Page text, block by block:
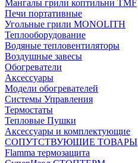
Мангалы грили коптильни TMF
Печи портативные
Угольные грили MONOLITH
Теплооборудование
Водяные тепловентиляторы
Воздушные завесы
Обогреватели
Аксессуары
Модели обогревателей
Системы Управления
Термостаты
Тепловые Пушки
Аксессуары и комплектующие
СОПУТСТВУЮЩИЕ ТОВАРЫ
Flamma термозащита